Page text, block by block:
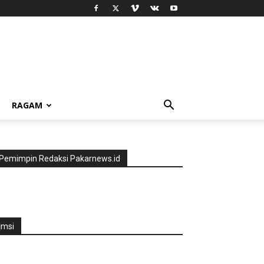
RAGAM
Pemimpin Redaksi Pakarnews.id